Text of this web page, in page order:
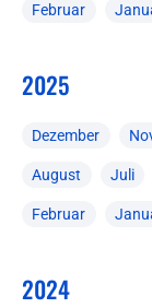
Februar
2025
Dezember
August Juli
Februar
2024